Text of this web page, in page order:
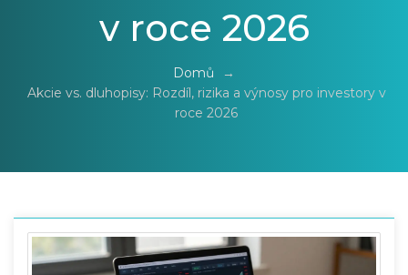
v roce 2026
Domů
→
Akcie vs. dluhopisy: Rozdíl, rizika a výnosy pro investory v
roce 2026